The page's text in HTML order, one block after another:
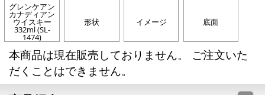
グレンケアン
カナディアン
ウイスキー
332ml (SL-
1474)
形状 イメージ 底面
本商品は現在販売しておりません。 ご注文いた
だくことはできません。